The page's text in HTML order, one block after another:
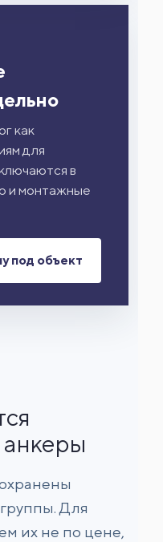
как
для
в
и монтажные
под объект
Для
их не по цене,